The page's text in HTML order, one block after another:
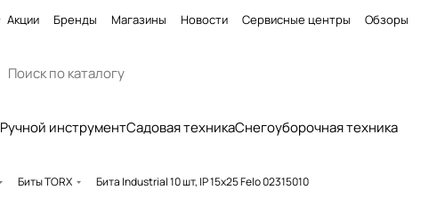
Акции Бренды Магазины Новости Сервисные центры Обзоры
Ручной инструментСадовая техникаСнегоуборочная техника
Биты TORX Бита Industrial 10 шт, IP 15x25 Felo 02315010